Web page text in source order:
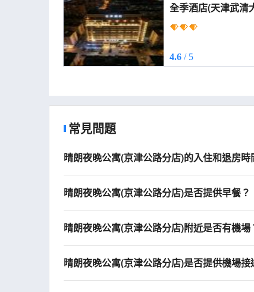
全季酒店(天津武清大光明中
Wuqing
4.6 / 5
常見問題
晴朗夜晚公寓(京津公路分店)的入住和退房時
晴朗夜晚公寓(京津公路分店)是否提供早餐？
晴朗夜晚公寓(京津公路分店)附近是否有機場
晴朗夜晚公寓(京津公路分店)是否提供機場接